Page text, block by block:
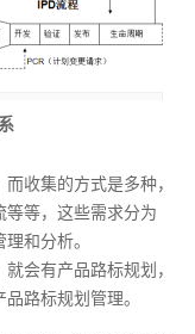
收集的方式是多种，
等，这些需求分为
和分析。
会有产品路标规划，
路标规划管理。